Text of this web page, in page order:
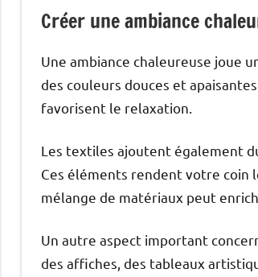
Créer une ambiance
Une ambiance chaleureuse joue
des couleurs douces et
favorisent le relaxation.
Les textiles ajoutent également
Ces éléments rendent votre coin
mélange de matériaux peut
Un autre aspect important
des affiches, des tableaux